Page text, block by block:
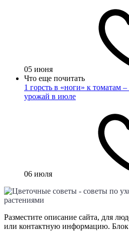
05 июня
Что еще почитать
1 горсть в «ноги» к томатам
урожай в июле
06 июля
Разместите описание сайта, для
или контактную информацию.